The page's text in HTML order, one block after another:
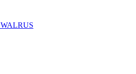
WALRUS